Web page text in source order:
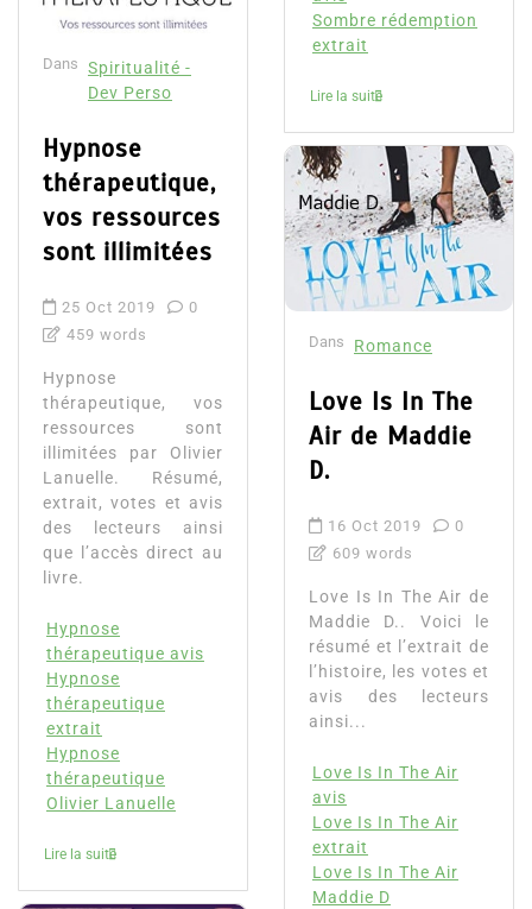
Dans Spiritualité -
Dev Perso
Hypnose
thérapeutique,
vos ressources
sont illimitées
25 Oct 2019
0
459 words
Hypnose
thérapeutique, vos
ressources sont
illimitées par Olivier
Lanuelle. Résumé,
extrait, votes et avis
des lecteurs ainsi
que l’accès direct au
livre.
Hypnose
thérapeutique avis
Hypnose
thérapeutique
extrait
Hypnose
thérapeutique
Olivier Lanuelle
Lire la suite
Sombre rédemption
extrait
Lire la suite
Dans Romance
Love Is In The
Air de Maddie
D.
16 Oct 2019
0
609 words
Love Is In The Air de
Maddie D.. Voici le
résumé et l’extrait de
l’histoire, les votes et
avis des lecteurs
ainsi...
Love Is In The Air
avis
Love Is In The Air
extrait
Love Is In The Air
Maddie D